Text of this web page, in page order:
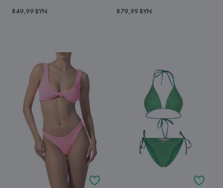
849,99 BYN
879,99 BYN